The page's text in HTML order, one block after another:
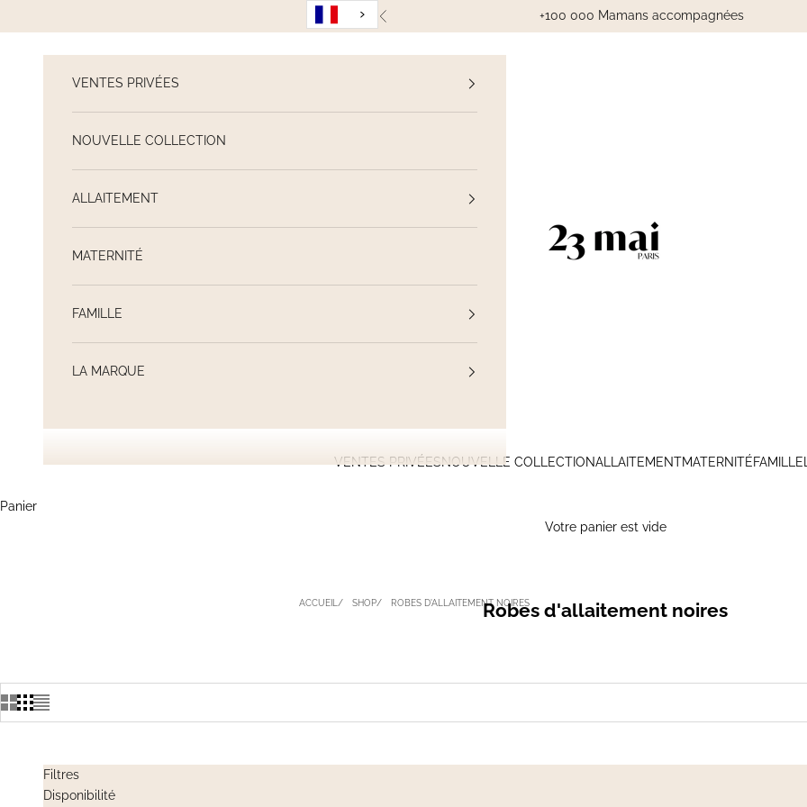
Précédent +100 000 Mamans accompagnées
23 Mai Paris
VENTES PRIVÉESNOUVELLE COLLECTIONALLAITEMENTMATERNITÉFAMILLE
VENTES PRIVÉES
NOUVELLE COLLECTION
ALLAITEMENT
MATERNITÉ
FAMILLE
LA MARQUE
Panier
Votre panier est vide
ACCUEIL SHOP ROBES D'ALLAITEMENT NOIRESRobes d'allaitement noires
Filtres
Disponibilité